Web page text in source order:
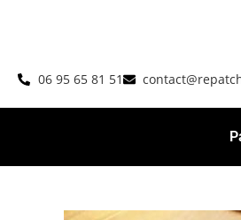
06 95 65 81 51